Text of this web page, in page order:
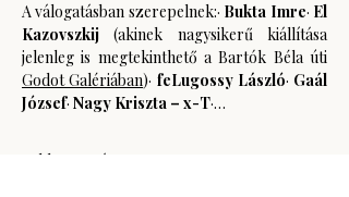
A válogatásban szerepelnek:· Bukta Imre· El
Kazovszkij (akinek nagysikerű kiállítása
Godot Galériában)· feLugossy László· Gaál
József· Nagy Kriszta – x-T·…
Több mutatása